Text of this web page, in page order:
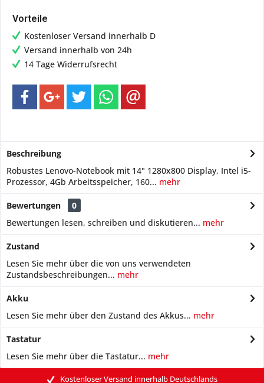
Vorteile
Kostenloser Versand innerhalb D
Versand innerhalb von 24h
14 Tage Widerrufsrecht
Beschreibung
Robustes Lenovo-Notebook mit 14" 1280x800 Display, Intel i5-
Prozessor, 4Gb Arbeitsspeicher, 160... mehr
Bewertungen
0
Bewertungen lesen, schreiben und diskutieren... mehr
Zustand
Lesen Sie mehr über die von uns verwendeten
Zustandsbeschreibungen... mehr
Akku
Lesen Sie mehr über den Zustand des Akkus... mehr
Tastatur
Lesen Sie mehr über die Tastatur... mehr
Kostenloser Versand innerhalb Deutschlands